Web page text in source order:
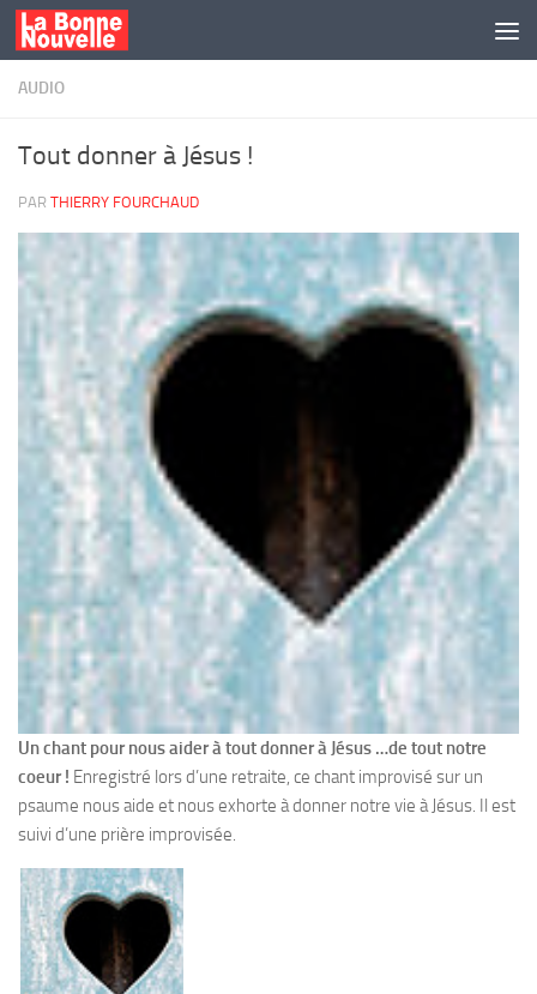
Skip to content
AUDIO
Tout donner à Jésus !
PAR THIERRY FOURCHAUD
Un chant pour nous aider à tout donner à Jésus …de tout notre
coeur ! Enregistré lors d’une retraite, ce chant improvisé sur un
psaume nous aide et nous exhorte à donner notre vie à Jésus. Il est
suivi d’une prière improvisée.